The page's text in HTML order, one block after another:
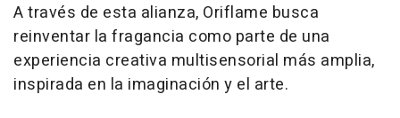
A través de esta alianza, Oriflame busca
reinventar la fragancia como parte de una
experiencia creativa multisensorial más amplia,
inspirada en la imaginación y el arte.